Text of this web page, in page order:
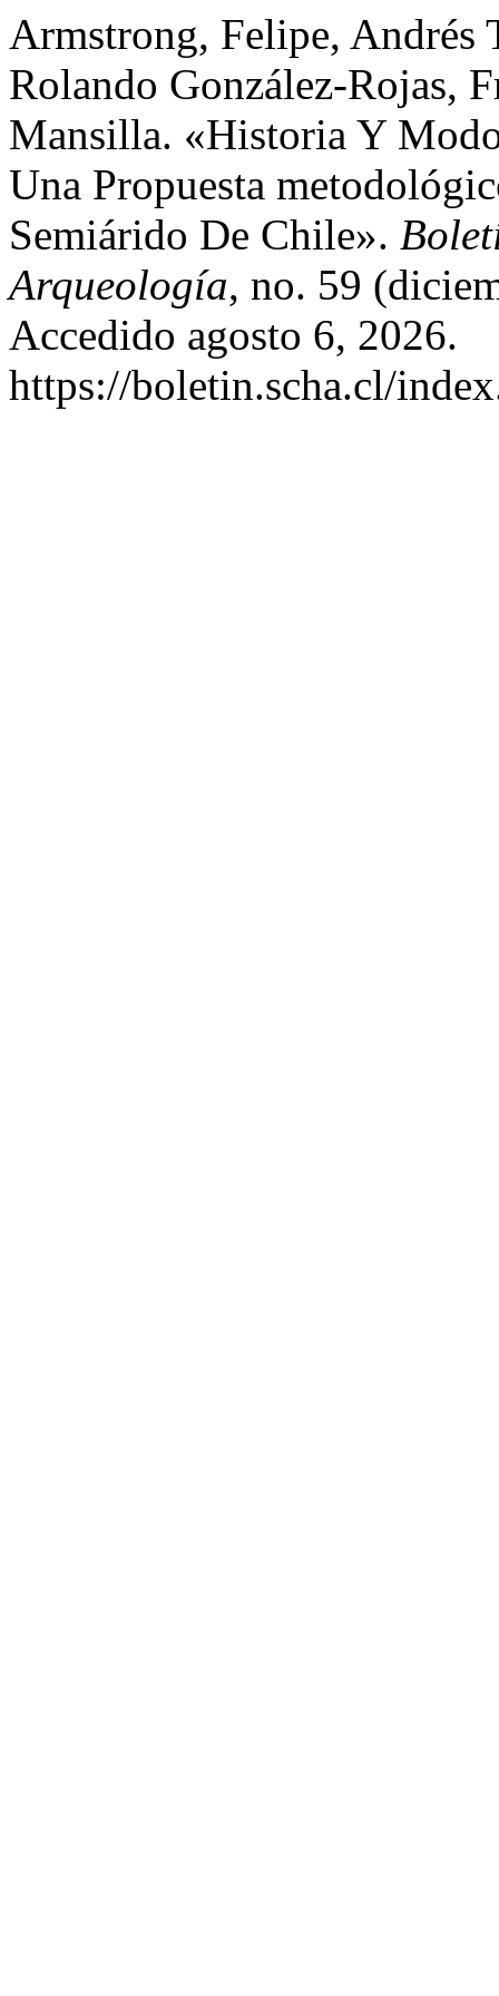
Armstrong, Felipe, Andrés
Rolando González-Rojas,
Mansilla. «Historia Y
Una Propuesta
Semiárido De Chile».
Arqueología, no. 59
Accedido agosto 6, 2026.
https://boletin.scha.cl/